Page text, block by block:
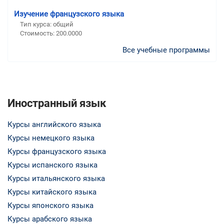
Изучение французского языка
Тип курса: общий
Стоимость: 200.0000
Все учебные программы
Иностранный язык
Курсы английского языка
Курсы немецкого языка
Курсы французского языка
Курсы испанского языка
Курсы итальянского языка
Курсы китайского языка
Курсы японского языка
Курсы арабского языка